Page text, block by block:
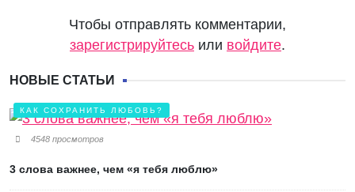
Чтобы отправлять комментарии,
зарегистрируйтесь или войдите.
НОВЫЕ СТАТЬИ
КАК СОХРАНИТЬ ЛЮБОВЬ?
4548 просмотров
3 слова важнее, чем «я тебя люблю»